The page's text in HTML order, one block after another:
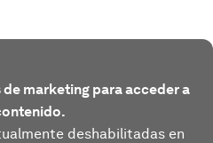
marketing para acceder a
deshabilitadas en